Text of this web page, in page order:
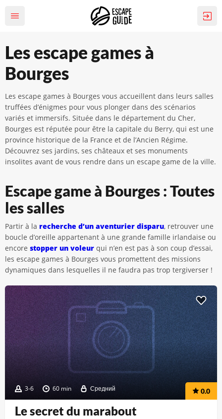
Les escape games à
Bourges
Les escape games à Bourges vous accueillent dans leurs salles
truffées d’énigmes pour vous plonger dans des scénarios
variés et immersifs. Située dans le département du Cher,
Bourges est réputée pour être la capitale du Berry, qui est une
province historique de la France et de l’Ancien Régime.
Découvrez ses jardins, ses châteaux et ses monuments
insolites avant de vous rendre dans un escape game de la ville.
Escape game à Bourges : Toutes
les salles
Partir à la recherche d’un aventurier disparu, retrouver une
boucle d’oreille appartenant à une grande famille irlandaise ou
encore stopper un voleur qui n’en est pas à son coup d’essai,
les escape games à Bourges vous promettent des missions
dynamiques dans lesquelles il ne faudra pas trop tergiverser !
3-6 60 min Средний 0.0
Le secret du marabout